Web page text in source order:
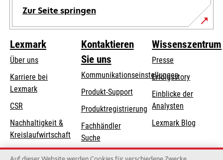
Zur Seite springen
Lexmark
Über uns
Karriere bei
Lexmark
CSR
Nachhaltigkeit &
Kreislaufwirtschaft
Lexmark-Partner
Kontaktieren
Sie uns
Kommunikationseinstellungen
wird
in
einer
neuen
Registerkarte
geöffnet
Produkt-Supportwird
einer
neuen
geöffnet
Produktregistrierung
Fachhändler
Suche
Lexmark
Wissenszentrum
Presse
Erfolgsstory
Einblicke der
Analysten
Lexmark Blog